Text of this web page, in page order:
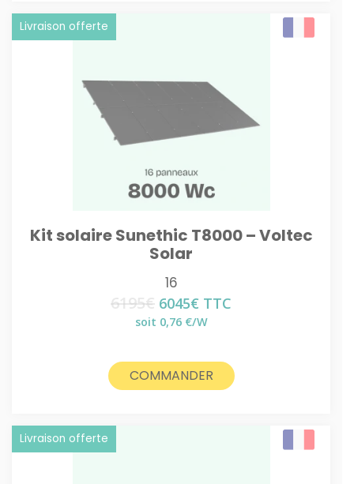
Kit solaire Sunethic T8000 – Voltec
Solar
Livraison offerte
16
6195€ Le
prix
6195€.
6045€ Le
prix
6045€.
TTC
soit 0,76 €/W
COMMANDER
Livraison offerte